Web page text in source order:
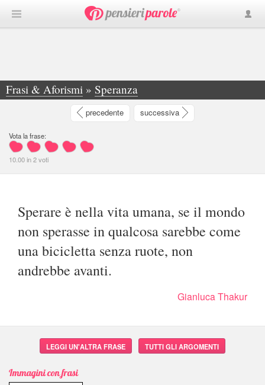
Frasi & Aforismi » Speranza
»Sperare è nella vita umana, se il mondo non... - Gianluca Thakur
precedente successiva
Vota la frase:
10.00in2voti
Sperare è nella vita umana, se il mondo
non sperasse in qualcosa sarebbe come
una bicicletta senza ruote, non
andrebbe avanti.
Gianluca Thakur
LEGGI UN'ALTRA FRASE TUTTI GLI ARGOMENTI
Immagini con frasi